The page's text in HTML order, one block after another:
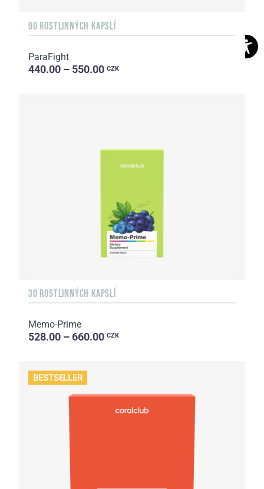
90 ROSTLINNÝCH KAPSLÍ
ParaFight
440.00 – 550.00 CZK
30 ROSTLINNÝCH KAPSLÍ
Memo-Prime
528.00 – 660.00 CZK
BESTSELLER